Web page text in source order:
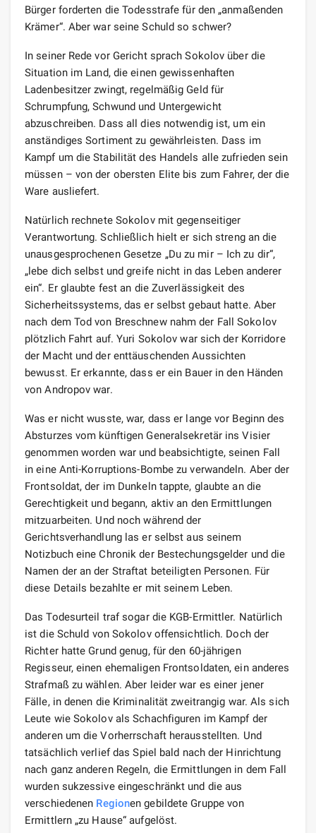
Bürger forderten die Todesstrafe für den „anmaßenden
Krämer“. Aber war seine Schuld so schwer?
In seiner Rede vor Gericht sprach Sokolov über die
Situation im Land, die einen gewissenhaften
Ladenbesitzer zwingt, regelmäßig Geld für
Schrumpfung, Schwund und Untergewicht
abzuschreiben. Dass all dies notwendig ist, um ein
anständiges Sortiment zu gewährleisten. Dass im
Kampf um die Stabilität des Handels alle zufrieden sein
müssen – von der obersten Elite bis zum Fahrer, der die
Ware ausliefert.
Natürlich rechnete Sokolov mit gegenseitiger
Verantwortung. Schließlich hielt er sich streng an die
unausgesprochenen Gesetze „Du zu mir – Ich zu dir“,
„lebe dich selbst und greife nicht in das Leben anderer
ein“. Er glaubte fest an die Zuverlässigkeit des
Sicherheitssystems, das er selbst gebaut hatte. Aber
nach dem Tod von Breschnew nahm der Fall Sokolov
plötzlich Fahrt auf. Yuri Sokolov war sich der Korridore
der Macht und der enttäuschenden Aussichten
bewusst. Er erkannte, dass er ein Bauer in den Händen
von Andropov war.
Was er nicht wusste, war, dass er lange vor Beginn des
Absturzes vom künftigen Generalsekretär ins Visier
genommen worden war und beabsichtigte, seinen Fall
in eine Anti-Korruptions-Bombe zu verwandeln. Aber der
Frontsoldat, der im Dunkeln tappte, glaubte an die
Gerechtigkeit und begann, aktiv an den Ermittlungen
mitzuarbeiten. Und noch während der
Gerichtsverhandlung las er selbst aus seinem
Notizbuch eine Chronik der Bestechungsgelder und die
Namen der an der Straftat beteiligten Personen. Für
diese Details bezahlte er mit seinem Leben.
Das Todesurteil traf sogar die KGB-Ermittler. Natürlich
ist die Schuld von Sokolov offensichtlich. Doch der
Richter hatte Grund genug, für den 60-jährigen
Regisseur, einen ehemaligen Frontsoldaten, ein anderes
Strafmaß zu wählen. Aber leider war es einer jener
Fälle, in denen die Kriminalität zweitrangig war. Als sich
Leute wie Sokolov als Schachfiguren im Kampf der
anderen um die Vorherrschaft herausstellten. Und
tatsächlich verlief das Spiel bald nach der Hinrichtung
nach ganz anderen Regeln, die Ermittlungen in dem Fall
wurden sukzessive eingeschränkt und die aus
verschiedenen Regionen gebildete Gruppe von
Ermittlern „zu Hause“ aufgelöst.